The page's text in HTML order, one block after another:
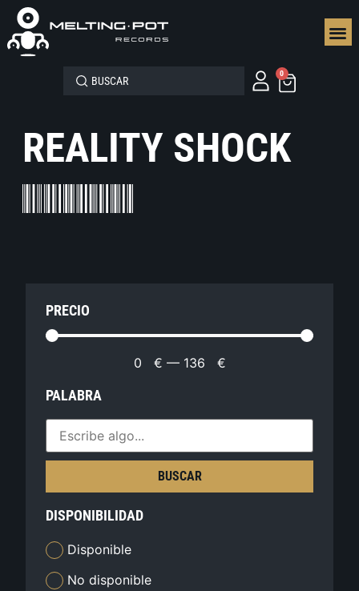
0
REALITY SHOCK
PRECIO
0 € — 136 €
PALABRA
BUSCAR
DISPONIBILIDAD
Disponible
No disponible